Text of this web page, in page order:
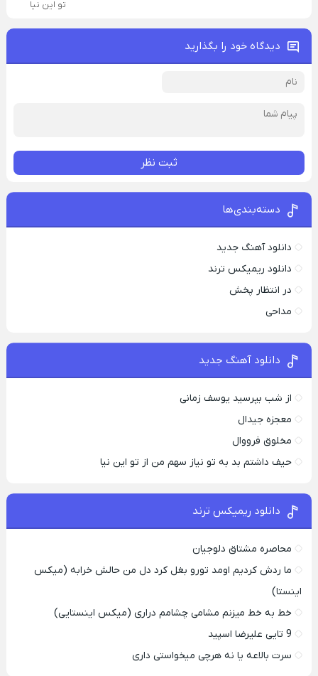
تو این نیا
دیدگاه خود را بگذارید
ثبت نظر
دسته‌بندی‌ها
دانلود آهنگ جدید
دانلود ریمیکس ترند
در انتظار پخش
مداحی
دانلود آهنگ جدید
از شب بپرسید یوسف زمانی
معجزه جیدال
مخلوق فرووال
حیف داشتم بد به تو نیاز سهم من از تو این نیا
دانلود ریمیکس ترند
محاصره مشتاق دلوجیان
ما ردش کردیم اومد تورو بغل کرد دل من حالش خرابه (میکس
اینستا)
خط به خط میزنم مشامی چشامم دراری (میکس اینستایی)
9 تایی علیرضا اسپید
سرت بالاعه یا نه هرچی میخواستی داری